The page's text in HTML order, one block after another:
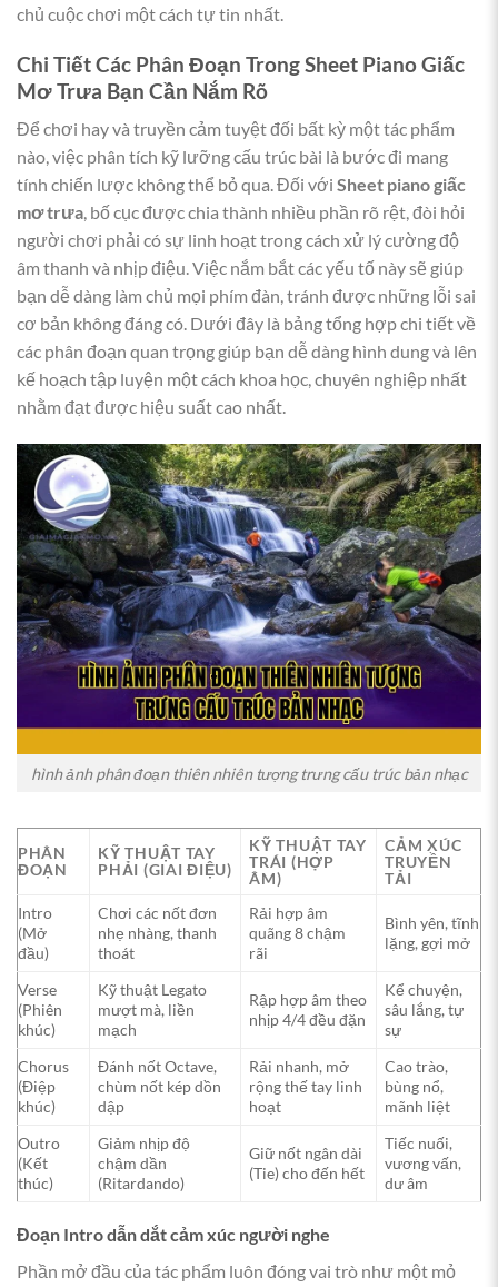
chủ cuộc chơi một cách tự tin nhất.
Chi Tiết Các Phân Đoạn Trong Sheet Piano Giấc
Mơ Trưa Bạn Cần Nắm Rõ
Để chơi hay và truyền cảm tuyệt đối bất kỳ một tác phẩm
nào, việc phân tích kỹ lưỡng cấu trúc bài là bước đi mang
tính chiến lược không thể bỏ qua. Đối với Sheet piano giấc
mơ trưa, bố cục được chia thành nhiều phần rõ rệt, đòi hỏi
người chơi phải có sự linh hoạt trong cách xử lý cường độ
âm thanh và nhịp điệu. Việc nắm bắt các yếu tố này sẽ giúp
bạn dễ dàng làm chủ mọi phím đàn, tránh được những lỗi sai
cơ bản không đáng có. Dưới đây là bảng tổng hợp chi tiết về
các phân đoạn quan trọng giúp bạn dễ dàng hình dung và lên
kế hoạch tập luyện một cách khoa học, chuyên nghiệp nhất
nhằm đạt được hiệu suất cao nhất.
hình ảnh phân đoạn thiên nhiên tượng trưng cấu trúc bản nhạc
PHÂN
ĐOẠN
KỸ THUẬT TAY
PHẢI (GIAI ĐIỆU)
KỸ THUẬT TAY
TRÁI (HỢP
ÂM)
CẢM XÚC
TRUYỀN
TẢI
Intro
(Mở
đầu)
Chơi các nốt đơn
nhẹ nhàng, thanh
thoát
Rải hợp âm
quãng 8 chậm
rãi
Bình yên, tĩnh
lặng, gợi mở
Verse
(Phiên
khúc)
Kỹ thuật Legato
mượt mà, liền
mạch
Rập hợp âm theo
nhịp 4/4 đều đặn
Kể chuyện,
sâu lắng, tự
sự
Chorus
(Điệp
khúc)
Đánh nốt Octave,
chùm nốt kép dồn
dập
Rải nhanh, mở
rộng thế tay linh
hoạt
Cao trào,
bùng nổ,
mãnh liệt
Outro
(Kết
thúc)
Giảm nhịp độ
chậm dần
(Ritardando)
Giữ nốt ngân dài
(Tie) cho đến hết
Tiếc nuối,
vương vấn,
dư âm
Đoạn Intro dẫn dắt cảm xúc người nghe
Phần mở đầu của tác phẩm luôn đóng vai trò như một mỏ